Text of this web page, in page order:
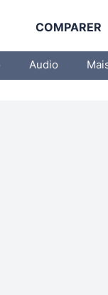
COMPARER
Audio